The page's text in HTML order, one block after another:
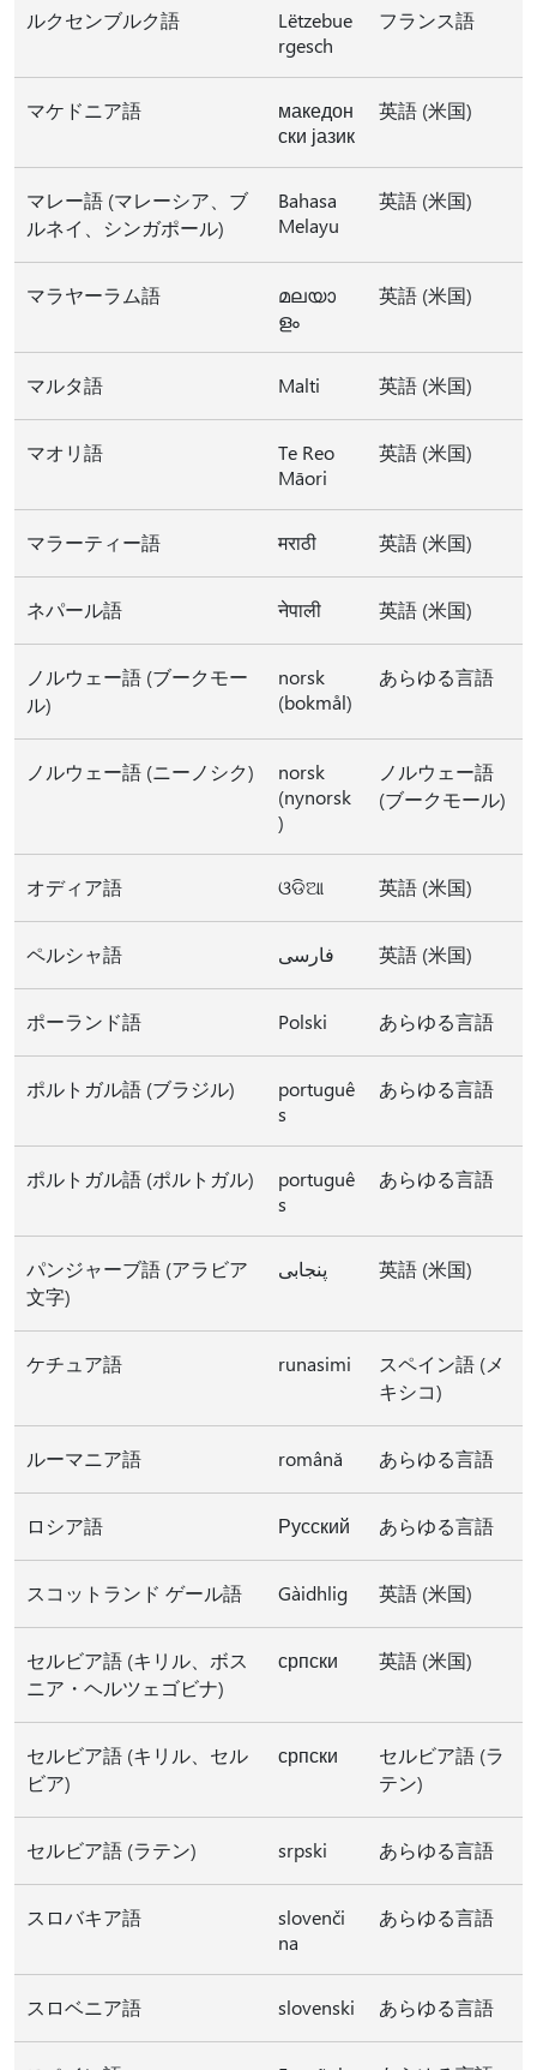
ルクセンブルク語
Lëtzebue
rgesch
フランス語
マケドニア語
македон
ски јазик
英語 (米国)
マレー語 (マレーシア、ブ
ルネイ、シンガポール)
Bahasa
Melayu
英語 (米国)
マラヤーラム語
മലയാ
ളം
英語 (米国)
マルタ語 Malti 英語 (米国)
マオリ語
Te Reo
Māori
英語 (米国)
マラーティー語 मराठी 英語 (米国)
ネパール語 नेपाली 英語 (米国)
ノルウェー語 (ブークモー
ル)
norsk
(bokmål)
あらゆる言語
ノルウェー語 (ニーノシク)
norsk
(nynorsk
)
ノルウェー語
(ブークモール)
オディア語 ଓଡିଆ 英語 (米国)
ペルシャ語 فارسی 英語 (米国)
ポーランド語 Polski あらゆる言語
ポルトガル語 (ブラジル)
portuguê
s
あらゆる言語
ポルトガル語 (ポルトガル)
portuguê
s
あらゆる言語
パンジャーブ語 (アラビア
文字)
پنجابی 英語 (米国)
ケチュア語 runasimi
スペイン語 (メ
キシコ)
ルーマニア語 română あらゆる言語
ロシア語 Русский あらゆる言語
スコットランド ゲール語 Gàidhlig 英語 (米国)
セルビア語 (キリル、ボス
ニア・ヘルツェゴビナ)
српски 英語 (米国)
セルビア語 (キリル、セル
ビア)
српски
セルビア語 (ラ
テン)
セルビア語 (ラテン) srpski あらゆる言語
スロバキア語
slovenči
na
あらゆる言語
スロベニア語 slovenski あらゆる言語